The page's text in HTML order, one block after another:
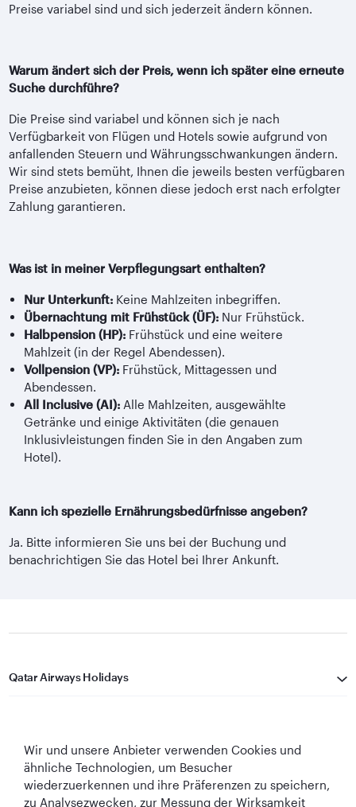
Preise variabel sind und sich jederzeit ändern können.
Warum ändert sich der Preis, wenn ich später eine erneute
Suche durchführe?
Die Preise sind variabel und können sich je nach
Verfügbarkeit von Flügen und Hotels sowie aufgrund von
anfallenden Steuern und Währungsschwankungen ändern.
Wir sind stets bemüht, Ihnen die jeweils besten verfügbaren
Preise anzubieten, können diese jedoch erst nach erfolgter
Zahlung garantieren.
Was ist in meiner Verpflegungsart enthalten?
Nur Unterkunft: Keine Mahlzeiten inbegriffen.
Übernachtung mit Frühstück (ÜF): Nur Frühstück.
Halbpension (HP): Frühstück und eine weitere
Mahlzeit (in der Regel Abendessen).
Vollpension (VP): Frühstück, Mittagessen und
Abendessen.
All Inclusive (AI): Alle Mahlzeiten, ausgewählte
Getränke und einige Aktivitäten (die genauen
Inklusivleistungen finden Sie in den Angaben zum
Hotel).
Kann ich spezielle Ernährungsbedürfnisse angeben?
Ja. Bitte informieren Sie uns bei der Buchung und
benachrichtigen Sie das Hotel bei Ihrer Ankunft.
Qatar Airways Holidays
In Verbindung bleiben
Wir und unsere Anbieter verwenden Cookies und
ähnliche Technologien, um Besucher
wiederzuerkennen und ihre Präferenzen zu speichern,
zu Analysezwecken, zur Messung der Wirksamkeit